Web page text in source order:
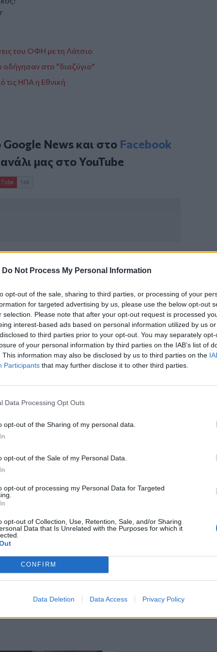
Do Not Process My Personal Information
opt-out of the sale, sharing to third parties, or processing of your
for targeted advertising by us, please use the below opt-out
selection. Please note that after your opt-out request is processed
interest-based ads based on personal information utilized by us
to third parties prior to your opt-out. You may separately
of your personal information by third parties on the IAB’s list of
This information may also be disclosed by us to third parties on the
Participants that may further disclose it to other third parties.
Data Processing Opt Outs
opt-out of the Sharing of my personal data.
opt-out of the Sale of my Personal Data.
opt-out of processing my Personal Data for Targeted
opt-out of Collection, Use, Retention, Sale, and/or Sharing
Data that Is Unrelated with the Purposes for which it
CONFIRM
Data Deletion Data Access Privacy Policy
του ΟΦΗ με τη Λάτσιο
στο "διαζύγιο"
τις ΗΠΑ η Εθνική
Google Newsκαι στο Facebook
μας στοYouTube
TAGS
του CRETALIVE
ΕΊΔΗΣΗ
και κοκαΐνης
ηρωίνης και κοκαΐνης
Δημοπρατείται η μπάλα των ιστορικών γκολ του
SPORTS 21:11
Δημοπρατείται η μπάλα των
επί της Αγγλίας στο Μουντιάλ
Σαλάχ στην Τουρκία
στη μεταγραφή του Σαλάχ στην Τουρκία
Aποκαλύψεις σοκ για απειλές θανάτου στο Μουντιάλ:
SPORTS 17:24
Aποκαλύψεις σοκ για απειλές
ανατινάξω τον Μέσι με τέσσερις
βόμβες!»